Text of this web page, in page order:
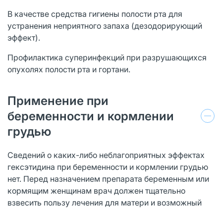
В качестве средства гигиены полости рта для
устранения неприятного запаха (дезодорирующий
эффект).
Профилактика суперинфекций при разрушающихся
опухолях полости рта и гортани.
Применение при
беременности и кормлении
грудью
Сведений о каких-либо неблагоприятных эффектах
гексэтидина при беременности и кормлении грудью
нет. Перед назначением препарата беременным или
кормящим женщинам врач должен тщательно
взвесить пользу лечения для матери и возможный